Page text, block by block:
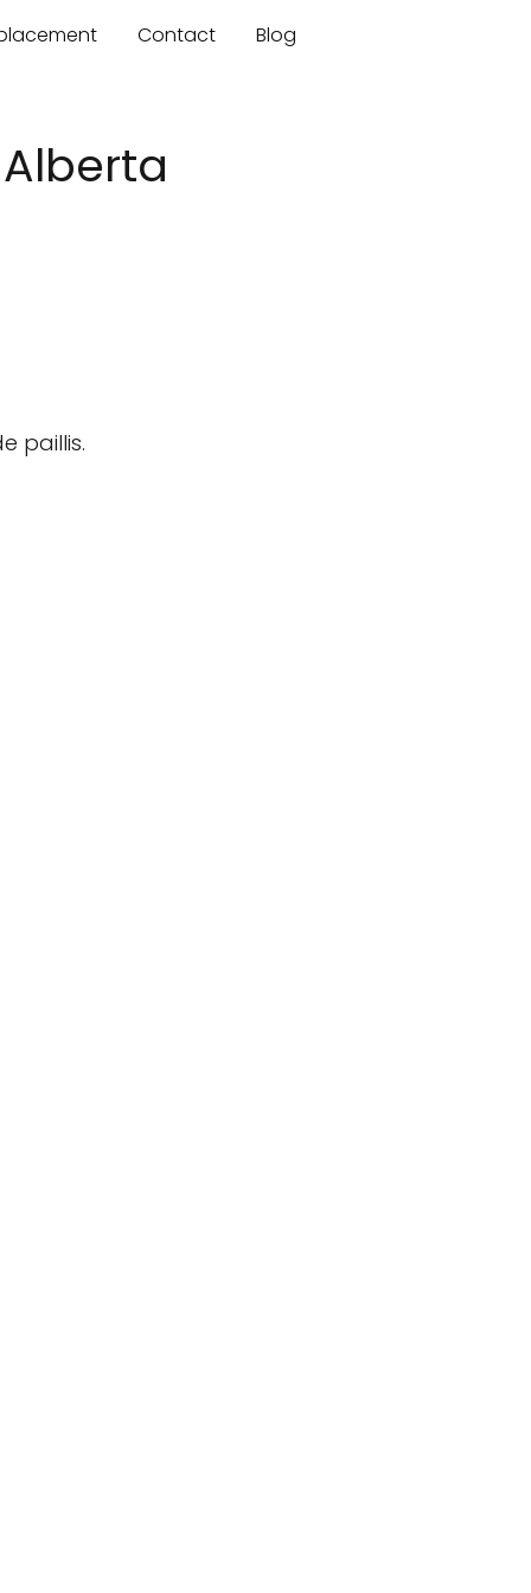
Contact Blog
paillis.